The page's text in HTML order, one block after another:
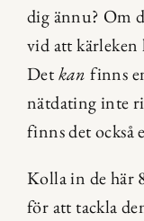
dig ännu? Om
vid att
Det kan finns
nätdating inte
finns det också
Kolla in de här
för att tackla